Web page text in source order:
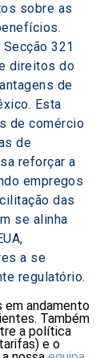
sobre as
321
direitos do
de
Esta
de comércio
de
reforçar a
empregos
das
se alinha
a se
regulatório.
andamento
Também
a política
e o